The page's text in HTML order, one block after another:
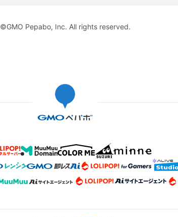
©GMO Pepabo, Inc. All rights reserved.